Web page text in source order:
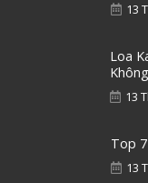
13
Loa
13
Top
13